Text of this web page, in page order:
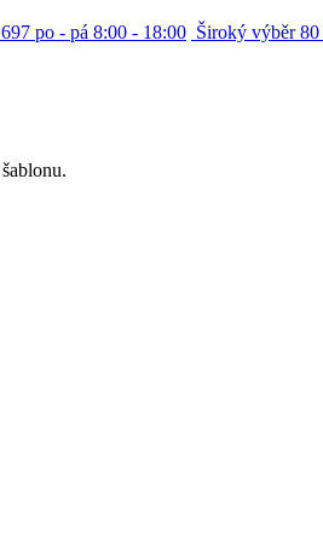
po - pá 8:00 - 18:00 Široký výběr80